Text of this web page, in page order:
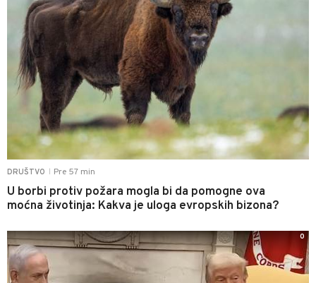
DRUŠTVO Pre 57 min
U borbi protiv požara mogla bi da pomogne ova
moćna životinja: Kakva je uloga evropskih bizona?
0